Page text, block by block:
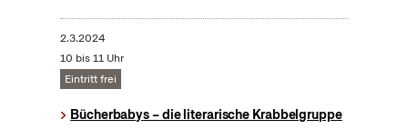
2.3.2024
10 bis 11 Uhr
Eintritt frei
Bücherbabys – die literarische Krabbelgruppe